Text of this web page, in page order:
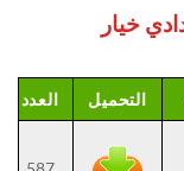
التحميل العدد